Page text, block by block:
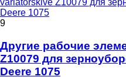
variatorskive Z10079 для
Deere 1075
9
Другие рабочие
Z10079 для
Deere 1075